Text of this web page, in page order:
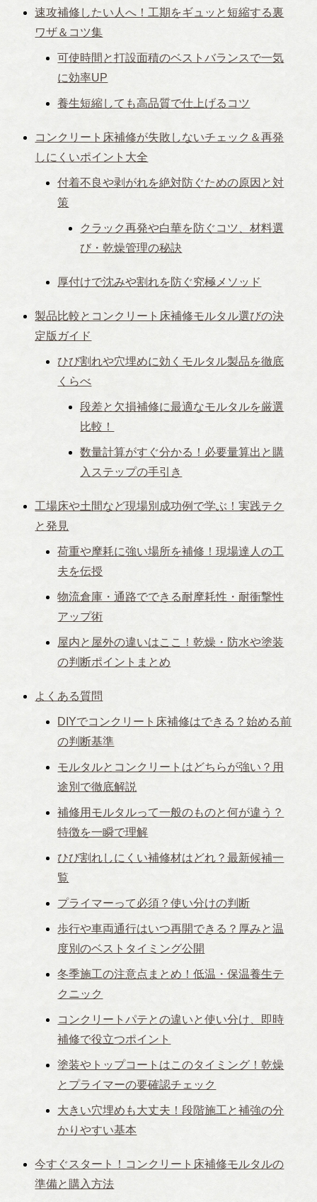
速攻補修したい人へ！工期をギュッと短縮する裏
ワザ＆コツ集
可使時間と打設面積のベストバランスで一気
に効率UP
養生短縮しても高品質で仕上げるコツ
コンクリート床補修が失敗しないチェック＆再発
しにくいポイント大全
付着不良や剥がれを絶対防ぐための原因と対
策
クラック再発や白華を防ぐコツ、材料選
び・乾燥管理の秘訣
厚付けで沈みや割れを防ぐ究極メソッド
製品比較とコンクリート床補修モルタル選びの決
定版ガイド
ひび割れや穴埋めに効くモルタル製品を徹底
くらべ
段差と欠損補修に最適なモルタルを厳選
比較！
数量計算がすぐ分かる！必要量算出と購
入ステップの手引き
工場床や土間など現場別成功例で学ぶ！実践テク
と発見
荷重や摩耗に強い場所を補修！現場達人の工
夫を伝授
物流倉庫・通路でできる耐摩耗性・耐衝撃性
アップ術
屋内と屋外の違いはここ！乾燥・防水や塗装
の判断ポイントまとめ
よくある質問
DIYでコンクリート床補修はできる？始める前
の判断基準
モルタルとコンクリートはどちらが強い？用
途別で徹底解説
補修用モルタルって一般のものと何が違う？
特徴を一瞬で理解
ひび割れしにくい補修材はどれ？最新候補一
覧
プライマーって必須？使い分けの判断
歩行や車両通行はいつ再開できる？厚みと温
度別のベストタイミング公開
冬季施工の注意点まとめ！低温・保温養生テ
クニック
コンクリートパテとの違いと使い分け、即時
補修で役立つポイント
塗装やトップコートはこのタイミング！乾燥
とプライマーの要確認チェック
大きい穴埋めも大丈夫！段階施工と補強の分
かりやすい基本
今すぐスタート！コンクリート床補修モルタルの
準備と購入方法